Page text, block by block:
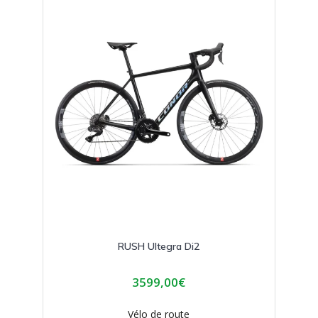
choisies
sur
la
page
du
produit
RUSH Ultegra Di2
3599,00€
Vélo de route